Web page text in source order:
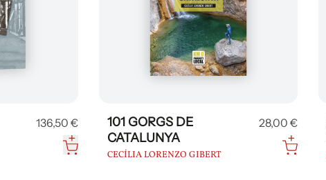
136,50 €
101 GORGS DE
CATALUNYA
CECÍLIA LORENZO GIBERT
28,00 €